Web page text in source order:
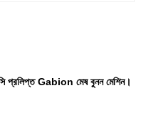
প্রলিপ্ত Gabion মেষ বুনন মেশিন।